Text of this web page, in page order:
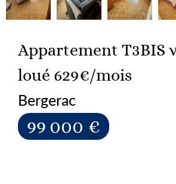
Appartement T3BIS
loué 629€/mois
Bergerac
99 000 €